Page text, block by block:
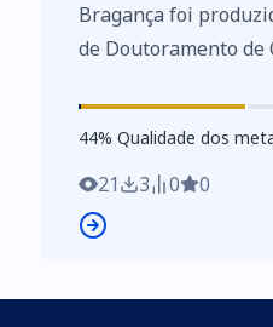
Bragança foi
de Doutoramento de
geologicamente no
Centro Ibérica e a
Montes do Maciço
continuação, para o
44%
44% Qualidade dos
21 3 0 0